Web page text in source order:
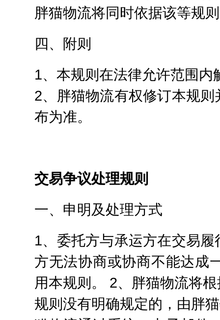
胖猫物流将同时依据该等规
四、附则
1、本规则在法律允许范围
2、胖猫物流有权修订本规
布为准。
交易争议处理规则
一、申明及处理方式
1、委托方与承运方在交易
方无法协商或协商不能达成
用本规则。 2、胖猫物流将
规则没有明确规定的，由胖